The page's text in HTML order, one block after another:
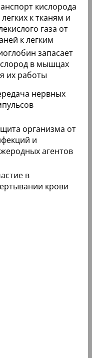
кислорода
легких к тканям и
газа от
к легким
запасает
в мышцах
их работы
нервных
организма от
и
агентов
в
крови